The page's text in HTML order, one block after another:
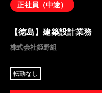
正社員（中途）
【徳島】建築設計業務
株式会社姫野組
転勤なし